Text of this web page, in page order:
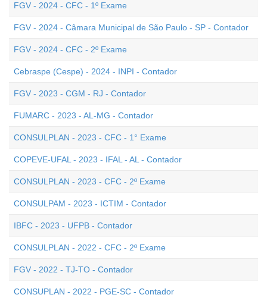
FGV - 2024 - CFC - 1º Exame
FGV - 2024 - Câmara Municipal de São Paulo - SP - Contador
FGV - 2024 - CFC - 2º Exame
Cebraspe (Cespe) - 2024 - INPI - Contador
FGV - 2023 - CGM - RJ - Contador
FUMARC - 2023 - AL-MG - Contador
CONSULPLAN - 2023 - CFC - 1° Exame
COPEVE-UFAL - 2023 - IFAL - AL - Contador
CONSULPLAN - 2023 - CFC - 2º Exame
CONSULPAM - 2023 - ICTIM - Contador
IBFC - 2023 - UFPB - Contador
CONSULPLAN - 2022 - CFC - 2º Exame
FGV - 2022 - TJ-TO - Contador
CONSUPLAN - 2022 - PGE-SC - Contador